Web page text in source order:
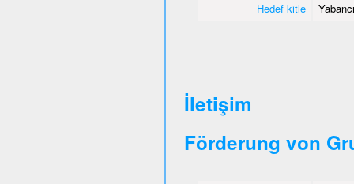
Hedef kitle
İletişim
Förderung von